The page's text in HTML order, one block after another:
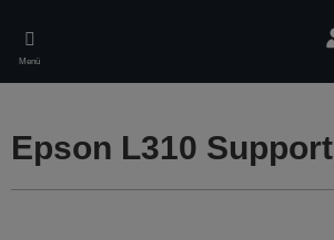
main
content
Menü
Epson L310 Support